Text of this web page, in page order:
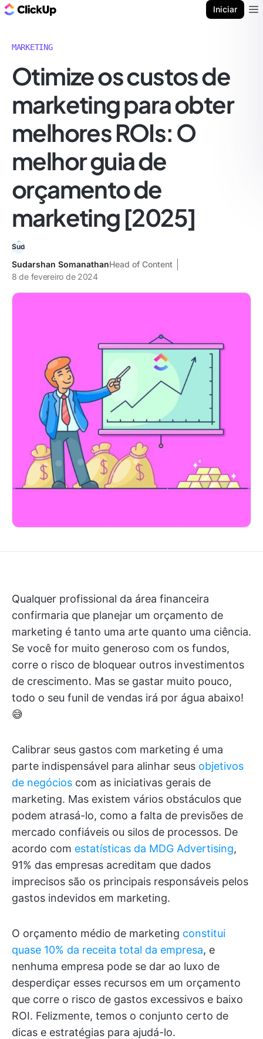
Iniciar
MARKETING
Otimize os custos de
marketing para obter
melhores ROIs: O
melhor guia de
orçamento de
marketing [2025]
Sudarshan SomanathanHead of Content
8 de fevereiro de 2024
Qualquer profissional da área financeira
confirmaria que planejar um orçamento de
marketing é tanto uma arte quanto uma ciência.
Se você for muito generoso com os fundos,
corre o risco de bloquear outros investimentos
de crescimento. Mas se gastar muito pouco,
todo o seu funil de vendas irá por água abaixo!
😅
Calibrar seus gastos com marketing é uma
parte indispensável para alinhar seus objetivos
de negócios com as iniciativas gerais de
marketing. Mas existem vários obstáculos que
podem atrasá-lo, como a falta de previsões de
mercado confiáveis ou silos de processos. De
acordo com estatísticas da MDG Advertising,
91% das empresas acreditam que dados
imprecisos são os principais responsáveis pelos
gastos indevidos em marketing.
O orçamento médio de marketing constitui
quase 10% da receita total da empresa, e
nenhuma empresa pode se dar ao luxo de
desperdiçar esses recursos em um orçamento
que corre o risco de gastos excessivos e baixo
ROI. Felizmente, temos o conjunto certo de
dicas e estratégias para ajudá-lo.